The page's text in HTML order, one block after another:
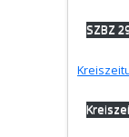
SZBZ